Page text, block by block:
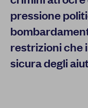
pressione
restrizioni che
sicura degli